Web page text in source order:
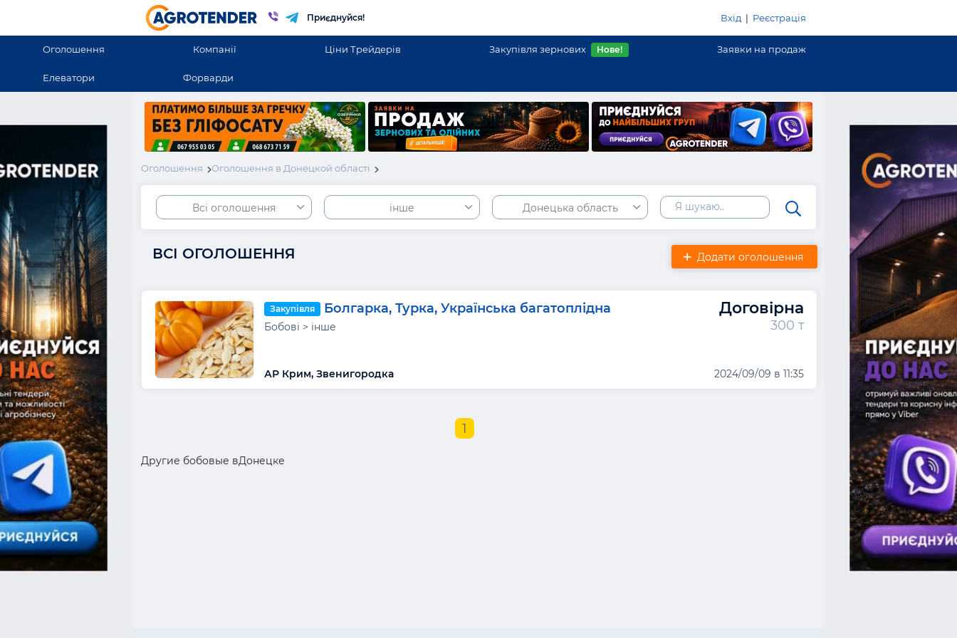
Приєднуйся! Вхід | Реєстрація
Оголошення Компанії Ціни Трейдерів Закупівля зернових Нове! Заявки на продаж
Елеватори Форварди
Оголошення Оголошення в Донецкой області
Всі оголошення інше Донецька область
Додати оголошення
ВСІ ОГОЛОШЕННЯ
Закупівля Болгарка, Турка, Українська багатоплідна Договірна
Бобові > інше 300 т
АР Крим, Звенигородка 2024/09/09 в 11:35
1
Другие бобовые вДонецке